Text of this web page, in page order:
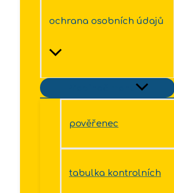
ochrana osobních údajů
pověřenec
tabulka kontrolních